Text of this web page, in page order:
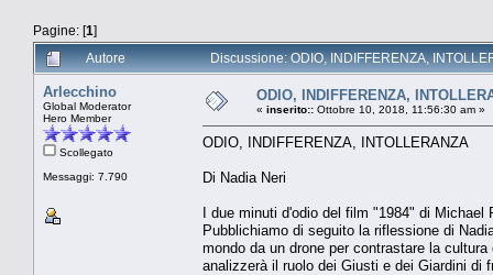
Pagine: [1]
Autore
Discussione: ODIO, INDIFFERENZA,
Arlecchino
Global Moderator
Hero Member
Scollegato
Messaggi: 7.790
ODIO, INDIFFERENZA,
« inserito:: Ottobre 10, 2018, 11:56:30 am »
ODIO, INDIFFERENZA, INTOLLERANZA
Di Nadia Neri
I due minuti d'odio del film "1984" di Michael
Pubblichiamo di seguito la riflessione di
mondo da un drone per contrastare la
analizzerà il ruolo dei Giusti e dei Giardini di